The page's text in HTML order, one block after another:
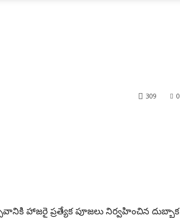
0
309
హాజరై ప్రత్యేక పూజలు నిర్వహించిన దుబ్బాక